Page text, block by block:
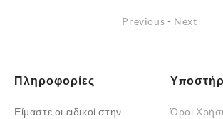
να
Previous - Next
Πληροφορίες
Είμαστε οι ειδικοί στην
Όροι